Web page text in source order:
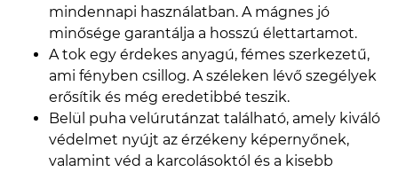
mindennapi használatban. A mágnes jó
minősége garantálja a hosszú élettartamot.
A tok egy érdekes anyagú, fémes szerkezetű,
ami fényben csillog. A széleken lévő szegélyek
erősítik és még eredetibbé teszik.
Belül puha velúrutánzat található, amely kiváló
védelmet nyújt az érzékeny képernyőnek,
valamint véd a karcolásoktól és a kisebb